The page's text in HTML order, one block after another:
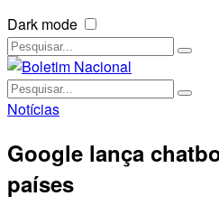
Dark mode
Notícias
Google lança
países